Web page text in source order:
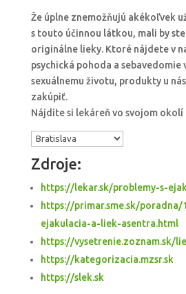
Že úplne znemožňujú akékoľvek
s touto účinnou látkou, mali by
originálne lieky. Ktoré nájdete v
psychická pohoda a sebavedomie
sexuálnemu životu, produkty u
zakúpiť.
Nájdite si lekáreň vo svojom okolí
Zdroje:
https://lekar.sk/problemy-s-
https://primar.sme.sk/poradna/
ejakulacia-a-liek-asentra.html
https://vysetrenie.zoznam.sk/
https://kategorizacia.mzsr.sk
https://slek.sk